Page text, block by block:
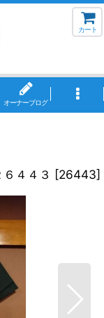
カート
オーナーブログ
４４３ [26443]